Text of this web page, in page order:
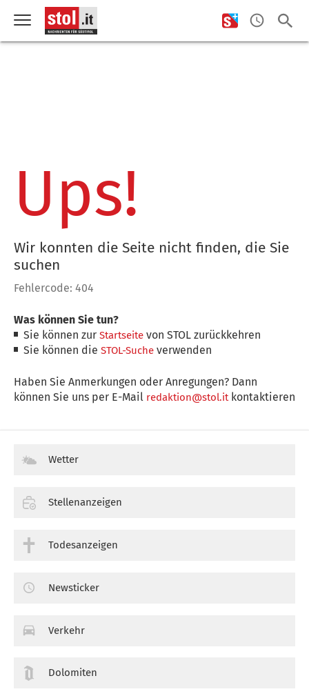
Ups!
Wir konnten die Seite nicht finden, die Sie
suchen
Fehlercode: 404
Was können Sie tun?
Sie können zurStartseite von STOL zurückkehren
Sie können dieSTOL-Suche verwenden
Haben Sie Anmerkungen oder Anregungen? Dann
können Sie uns per E-Mail redaktion@stol.itkontaktieren
Wetter
Stellenanzeigen
Todesanzeigen
Newsticker
Verkehr
Dolomiten